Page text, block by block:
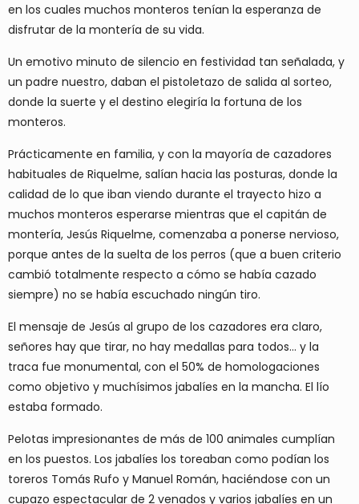
en los cuales muchos monteros tenían la esperanza de
disfrutar de la montería de su vida.
Un emotivo minuto de silencio en festividad tan señalada, y
un padre nuestro, daban el pistoletazo de salida al sorteo,
donde la suerte y el destino elegiría la fortuna de los
monteros.
Prácticamente en familia, y con la mayoría de cazadores
habituales de Riquelme, salían hacia las posturas, donde la
calidad de lo que iban viendo durante el trayecto hizo a
muchos monteros esperarse mientras que el capitán de
montería, Jesús Riquelme, comenzaba a ponerse nervioso,
porque antes de la suelta de los perros (que a buen criterio
cambió totalmente respecto a cómo se había cazado
siempre) no se había escuchado ningún tiro.
El mensaje de Jesús al grupo de los cazadores era claro,
señores hay que tirar, no hay medallas para todos… y la
traca fue monumental, con el 50% de homologaciones
como objetivo y muchísimos jabalíes en la mancha. El lío
estaba formado.
Pelotas impresionantes de más de 100 animales cumplían
en los puestos. Los jabalíes los toreaban como podían los
toreros Tomás Rufo y Manuel Román, haciéndose con un
cupazo espectacular de 2 venados y varios jabalíes en un